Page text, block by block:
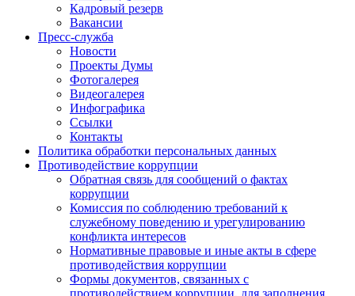
Кадровый резерв
Вакансии
Пресс-служба
Новости
Проекты Думы
Фотогалерея
Видеогалерея
Инфографика
Ссылки
Контакты
Политика обработки персональных данных
Прoтивoдeйствие кoрpупции
Обратная связь для сообщений о фактах
коррупции
Комиссия по соблюдению требований к
служебному поведению и урегулированию
конфликта интересов
Нормативные правовые и иные акты в сфере
противодействия коррупции
Формы документов, связанных с
противодействием коррупции, для заполнения